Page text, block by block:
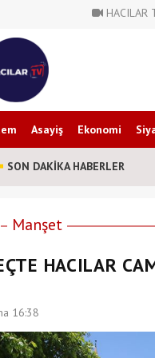
HACILAR
Asayiş Ekonomi
SON DAKİKA HABERLER
Manşet
HACILAR
16:38